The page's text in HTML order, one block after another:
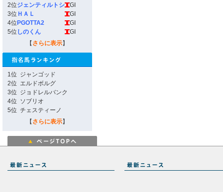
2位ジェンティルトシ
GI
3位 ＨＡＬ
GI
4位 PGOTTA2
GI
5位 しのくん
GI
【 さらに表示】
1位 ジャンゴッド
2位 エルドボルグ
3位 ジョドレルバンク
4位 ソブリオ
5位 チェスティーノ
【 さらに表示】